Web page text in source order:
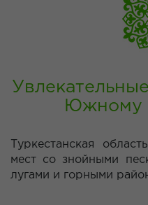
Южному
Туркестанская
мест со знойными
лугами и горными